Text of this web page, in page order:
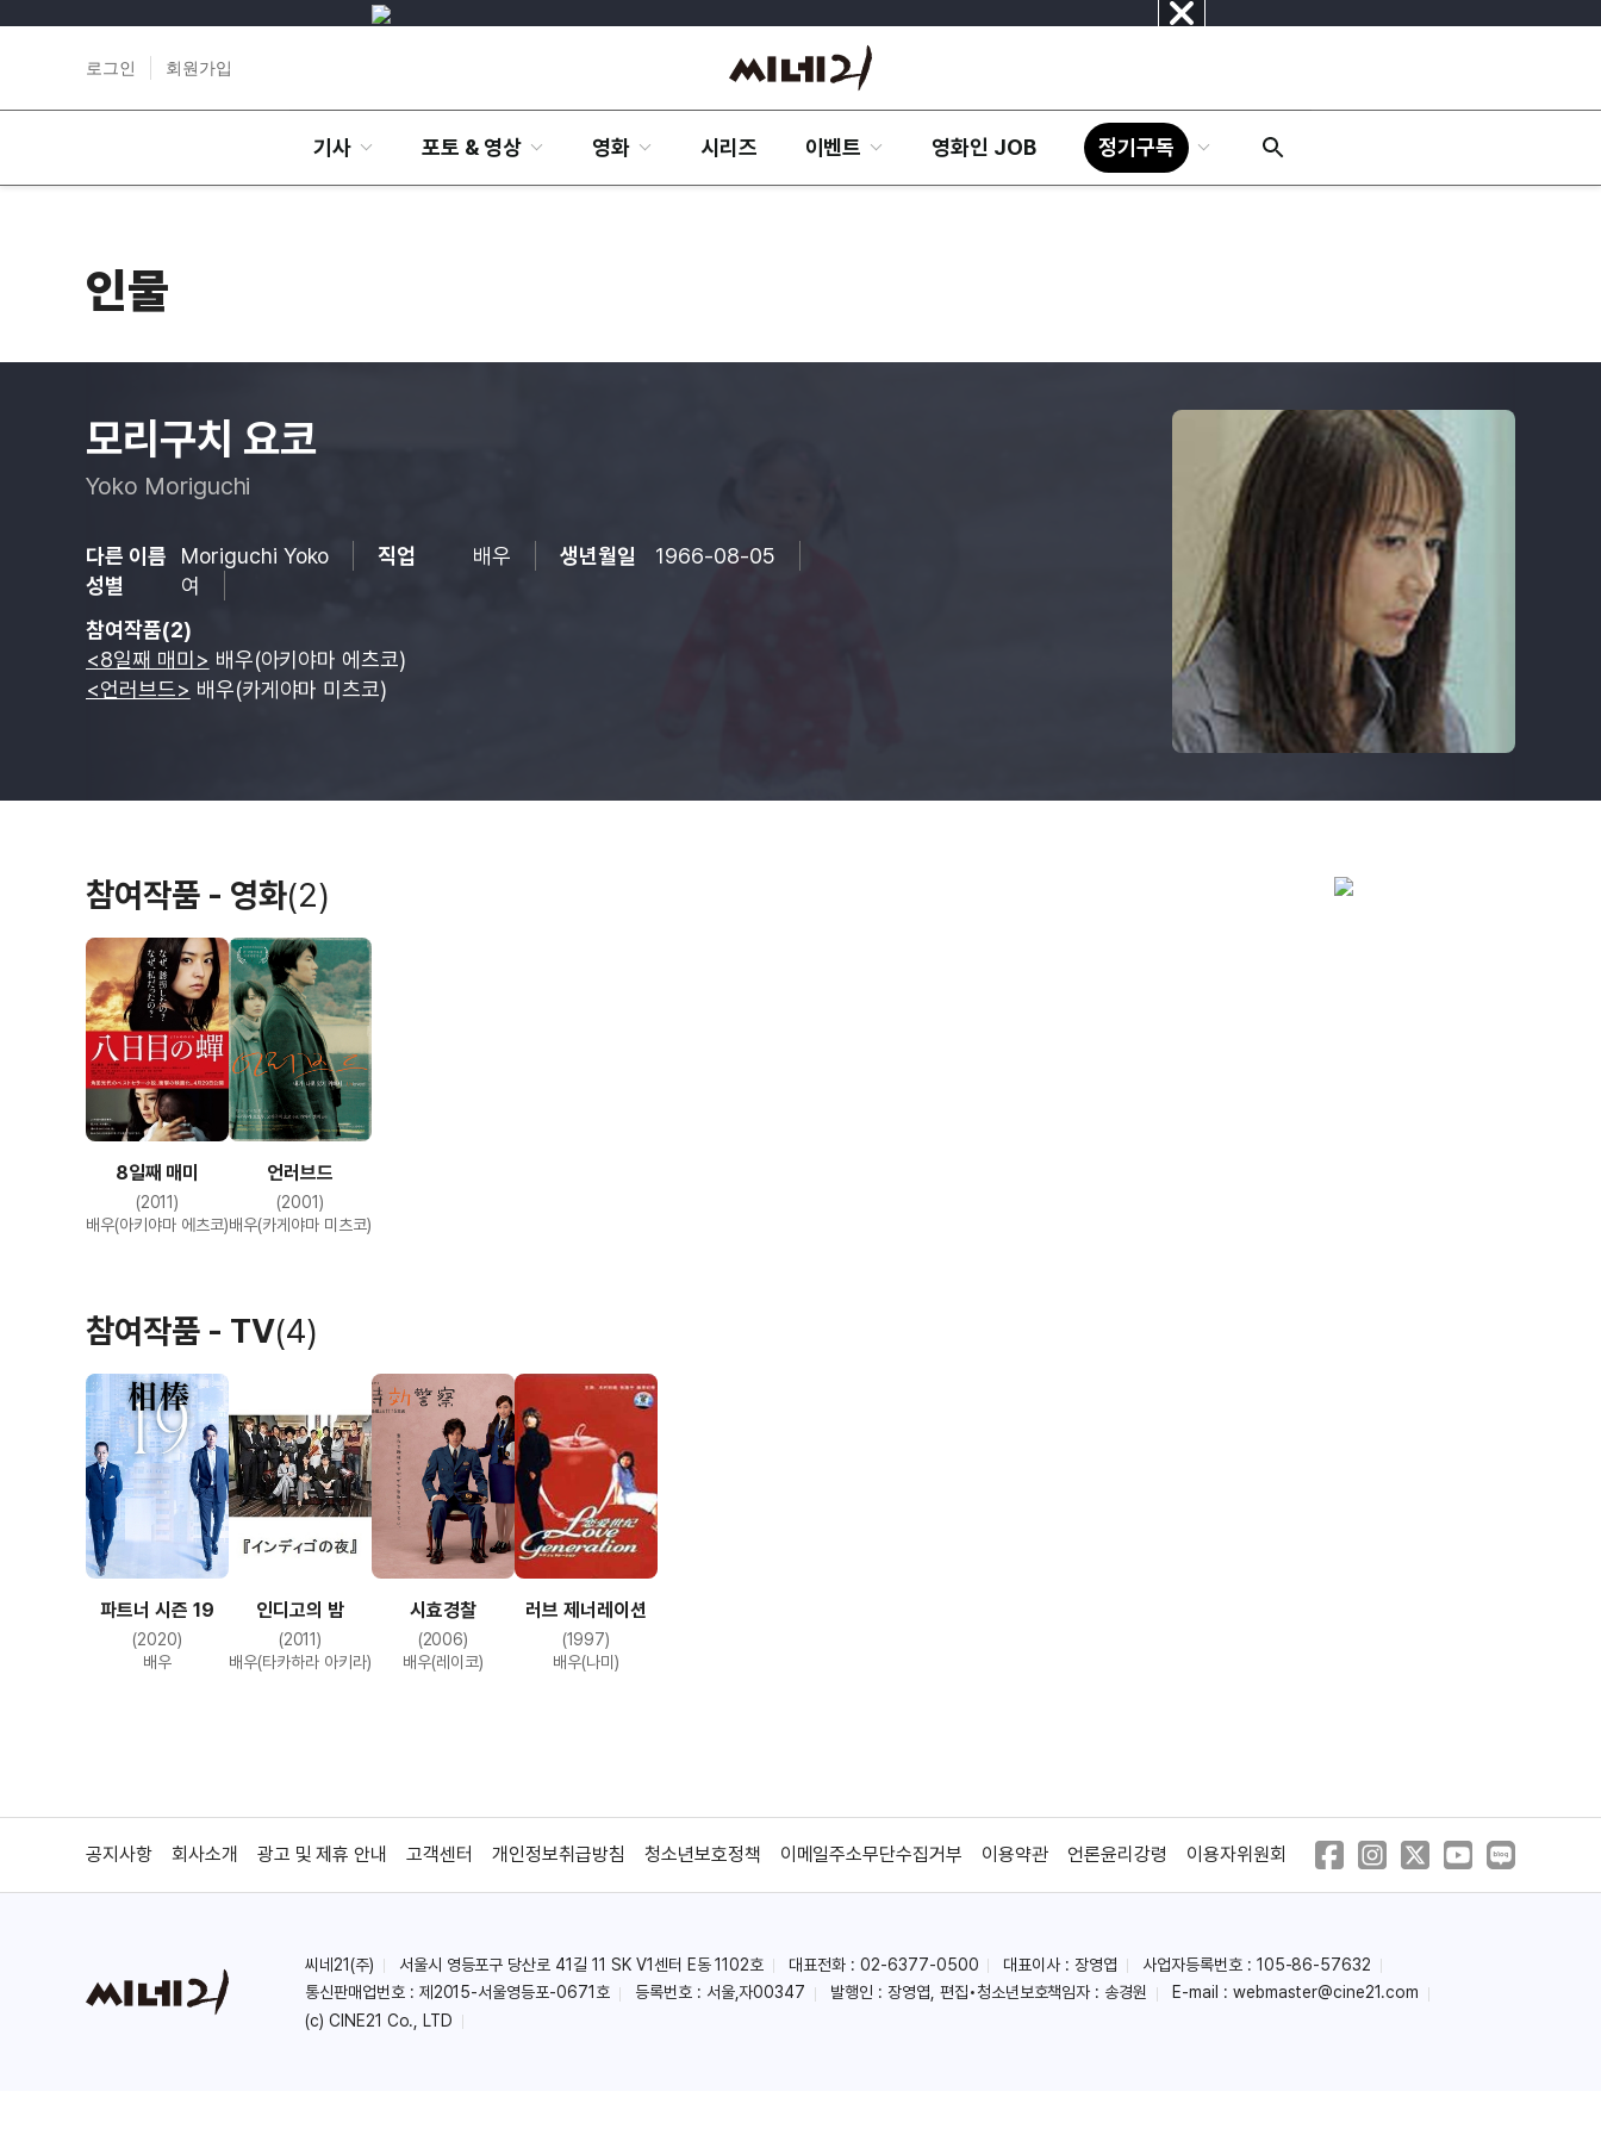
닫
로그인 회원가입
기사 포토 & 영상 영화 시리즈 이벤트 영화인 JOB 정기구독
인물
모리구치 요코
Yoko Moriguchi
다른 이름 Moriguchi Yoko 직업 배우 생년월일
1966-08-05
성별
여
참여작품(2)
<8일째 매미> 배우(아키야마 에츠코)
<언러브드> 배우(카게야마 미츠코)
참여작품 - 영화(2)
8일째 매미
(2011)
배우(아키야마 에츠코)
언러브드
(2001)
배우(카게야마 미츠코)
참여작품 - TV(4)
파트너 시즌 19
(2020)
배우
인디고의 밤
(2011)
배우(타카하라 아키라)
시효경찰
(2006)
배우(레이코)
러브 제너레이션
(1997)
배우(나미)
공지사항 회사소개 광고 및 제휴 안내 고객센터 개인정보취급방침 청소년보호정책 이메일주소무단수집거부 이용약관 언론윤리강령 이용자위원회
씨네21(주) 서울시 영등포구 당산로 41길 11 SK V1센터 E동 1102호 대표전화 : 02-6377-0500 대표이사 : 장영엽
사업자등록번호 : 105-86-57632
통신판매업번호 : 제2015-서울영등포-0671호
등록번호 : 서울,자00347 발행인 : 장영엽, 편집•청소년보호책임자 : 송경원 E-mail : webmaster@cine21.com
(c) CINE21 Co., LTD